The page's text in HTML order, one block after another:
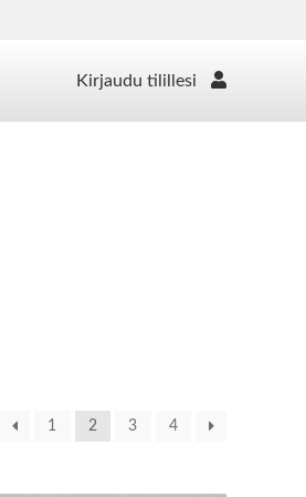
Kirjaudu tilillesi
1 2 3 4